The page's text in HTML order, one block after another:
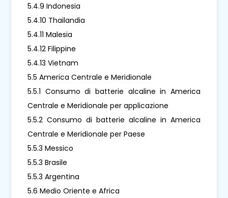
5.4.9 Indonesia
5.4.10 Thailandia
5.4.11 Malesia
5.4.12 Filippine
5.4.13 Vietnam
5.5 America Centrale e Meridionale
5.5.1 Consumo di batterie alcaline in America
Centrale e Meridionale per applicazione
5.5.2 Consumo di batterie alcaline in America
Centrale e Meridionale per Paese
5.5.3 Messico
5.5.3 Brasile
5.5.3 Argentina
5.6 Medio Oriente e Africa